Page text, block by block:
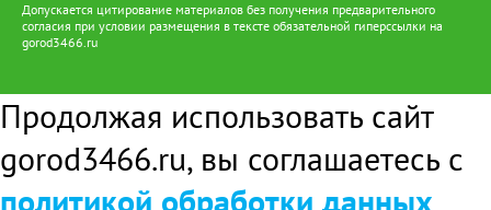
Допускается цитирование материалов без получения предварительного
согласия при условии размещения в тексте обязательной гиперссылки на
gorod3466.ru
Продолжая использовать сайт
gorod3466.ru, вы соглашаетесь с
политикой обработки данных